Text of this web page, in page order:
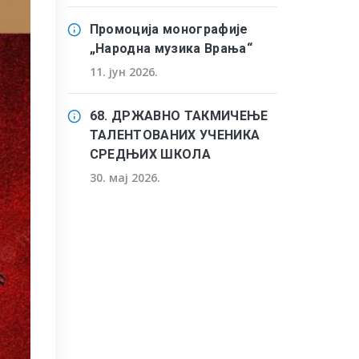
Промоција монографије
„Народна музика Врања“
11. јун 2026.
68. ДРЖАВНО ТАКМИЧЕЊЕ
ТАЛЕНТОВАНИХ УЧЕНИКА
СРЕДЊИХ ШКОЛА
30. мај 2026.